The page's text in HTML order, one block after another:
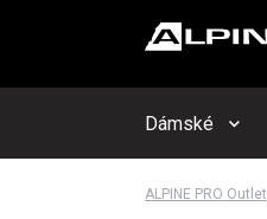
Dámské
ALPINE PRO Outlet